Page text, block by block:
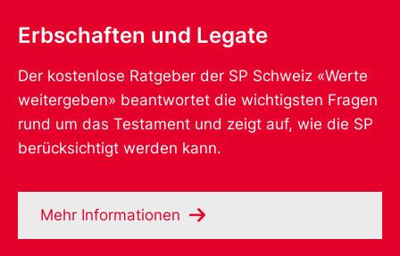
Erbschaften und Legate
Der kostenlose Ratgeber der SP Schweiz «Werte
weitergeben» beantwortet die wichtigsten Fragen
rund um das Testament und zeigt auf, wie die SP
berücksichtigt werden kann.
Mehr Informationen